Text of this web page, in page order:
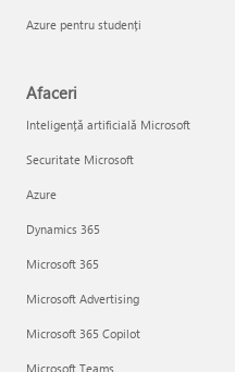
Azure pentru studenți
Afaceri
Inteligență artificială Microsoft
Securitate Microsoft
Azure
Dynamics 365
Microsoft 365
Microsoft Advertising
Microsoft 365 Copilot
Microsoft Teams